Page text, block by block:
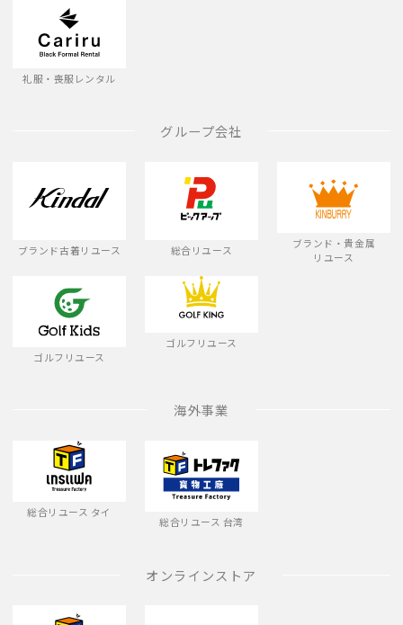
礼服・喪服レンタル
グループ会社
ブランド古着リユース 総合リユース
ブランド・貴金属
リユース
ゴルフリユース
ゴルフリユース
海外事業
総合リユース タイ
総合リユース 台湾
オンラインストア